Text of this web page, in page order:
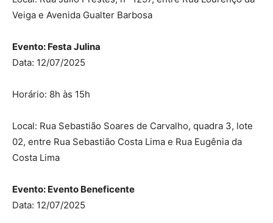
Veiga e Avenida Gualter Barbosa
Evento: Festa Julina
Data: 12/07/2025
Horário: 8h às 15h
Local: Rua Sebastião Soares de Carvalho, quadra 3, lote
02, entre Rua Sebastião Costa Lima e Rua Eugênia da
Costa Lima
Evento: Evento Beneficente
Data: 12/07/2025